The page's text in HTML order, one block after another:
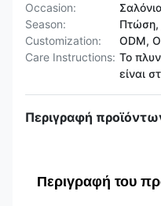
Occasion:
Season:
Πτώση,
Customization:
ODM,
Care Instructions: Το
είναι
Περιγραφή
Περιγραφή του